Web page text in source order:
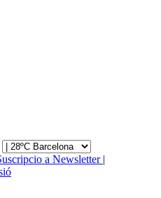
|